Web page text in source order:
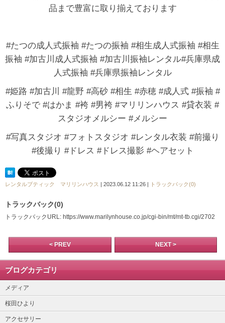
品まで豊富に取り揃えております
#たつの成人式振袖 #たつの振袖 #相生成人式振袖 #相生
振袖 #加古川成人式振袖 #加古川振袖レンタル#兵庫県成
人式振袖 #兵庫県振袖レンタル
#姫路 #加古川 #龍野 #高砂 #相生 #赤穂 #成人式 #振袖 #
ふりそで #はかま #袴 #男袴 #マリリンハウス #貸衣装 #
スタジオメルシー #メルシー
#写真スタジオ #フォトスタジオ #レンタル衣装 #前撮り
#後撮り #ドレス #ドレス撮影 #ヘアセット
レンタルブティック マリリンハウス | 2023.06.12 11:26 | トラックバック(0)
トラックバック(0)
トラックバックURL: https://www.marilynhouse.co.jp/cgi-bin/mt/mt-tb.cgi/2702
< PREV NEXT >
ブログカテゴリ
メディア
桜田ひより
アクセサリー